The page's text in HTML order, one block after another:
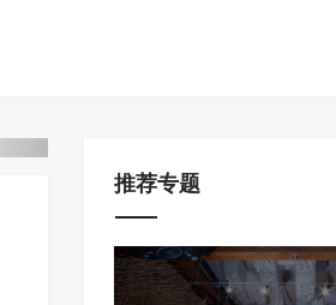
推荐专题